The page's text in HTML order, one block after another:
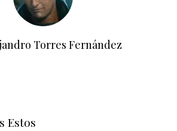
Torres Fernández
Estos